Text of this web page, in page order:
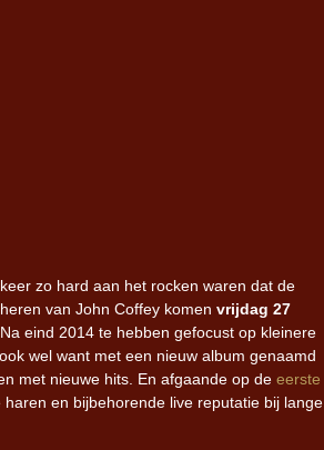
zo hard aan het rocken waren dat de
van John Coffey komen vrijdag 27
eind 2014 te hebben gefocust op kleinere
wel want met een nieuw album genaamd
met nieuwe hits. En afgaande op de eerste
haren en bijbehorende live reputatie bij lange